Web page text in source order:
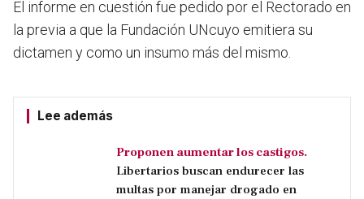
El informe en cuestión fue pedido por el Rectorado en
la previa a que la Fundación UNcuyo emitiera su
dictamen y como un insumo más del mismo
Lee además
Proponen aumentar los castigos.
Libertarios buscan endurecer las
multas por manejar drogado en